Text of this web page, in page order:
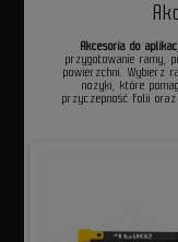
Akcesoria do
przygotowanie ramy,
powierzchni. Wybierz
nożyki, które
przyczepność folii